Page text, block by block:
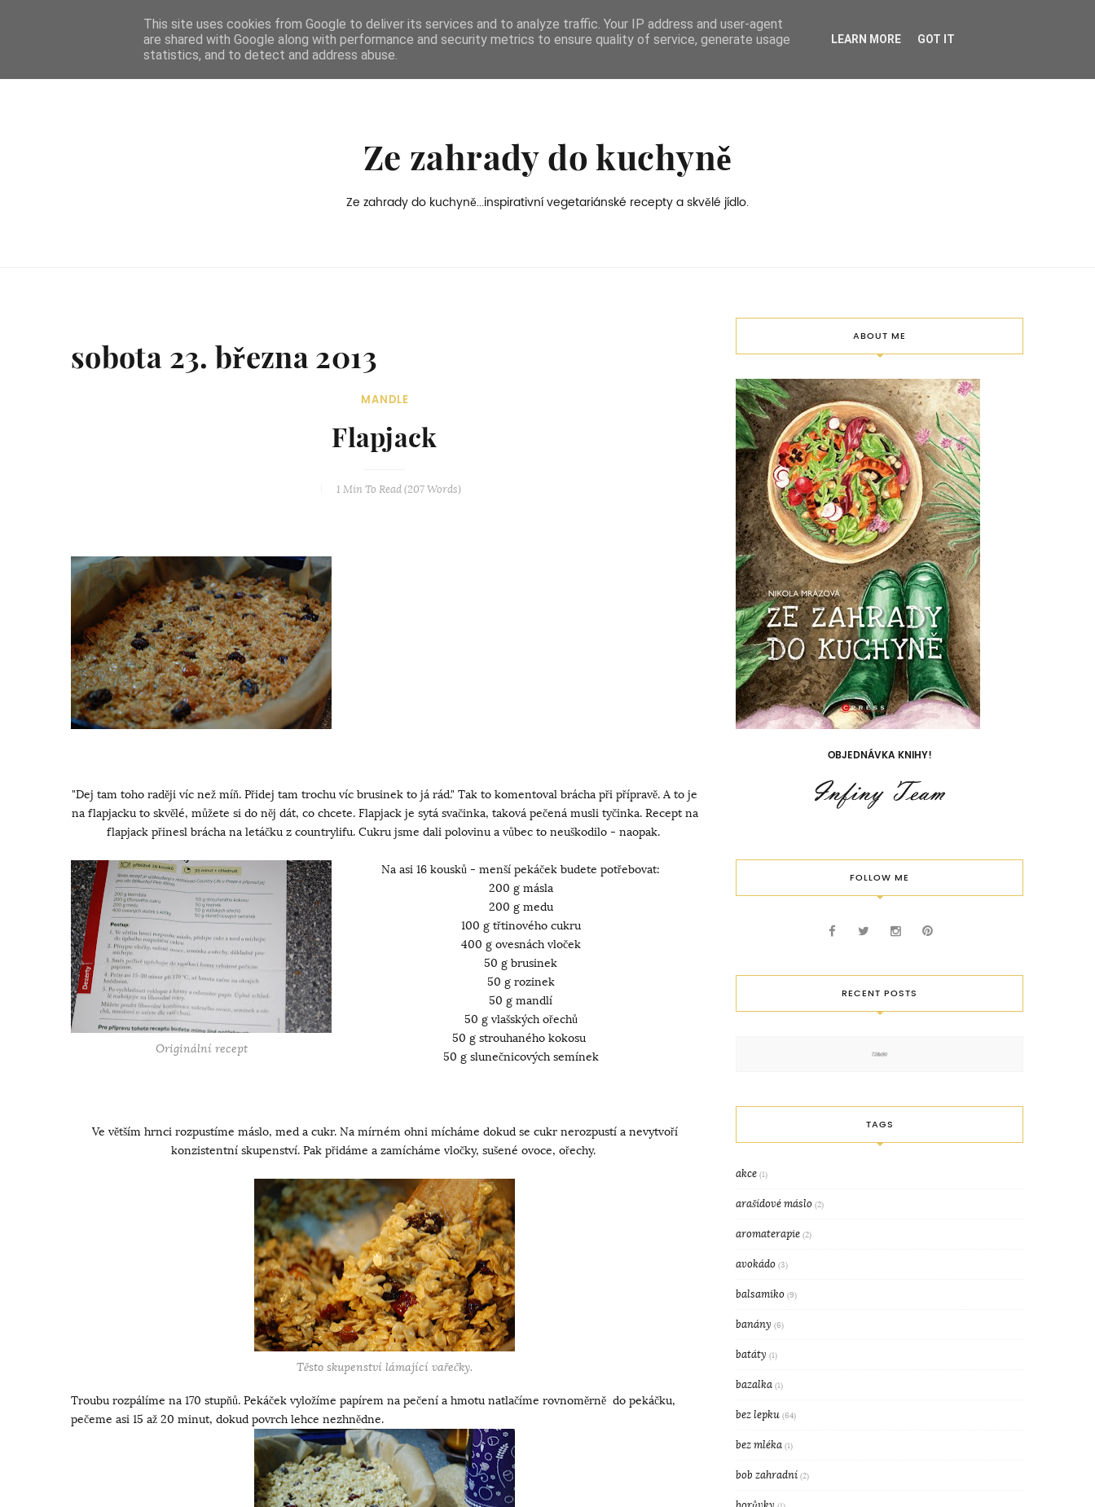
BOXEDVERSION
Ze zahrady do kuchyně
Ze zahrady do kuchyně...inspirativní vegetariánské recepty a skvělé jídlo.
sobota 23. března 2013
MANDLE
Flapjack
1 MinTo Read (207Words)
"Dej tam toho raději víc než míň. Přidej tam trochu víc brusinek to já rád." Tak to komentoval brácha při přípravě. A to je
na flapjacku to skvělé, můžete si do něj dát, co chcete. Flapjack je sytá svačinka, taková pečená musli tyčinka. Recept na
flapjack přinesl brácha na letáčku z countrylifu. Cukru jsme dali polovinu a vůbec to neuškodilo - naopak.
Originální recept
Na asi 16 kousků - menší pekáček budete potřebovat:
200 g másla
200 g medu
100 g třtinového cukru
400 g ovesnách vloček
50 g brusinek
50 g rozinek
50 g mandlí
50 g vlašských ořechů
50 g strouhaného kokosu
50 g slunečnicových semínek
Ve větším hrnci rozpustíme máslo, med a cukr. Na mírném ohni mícháme dokud se cukr nerozpustí a nevytvoří
konzistentní skupenství. Pak přidáme a zamícháme vločky, sušené ovoce, ořechy.
Těsto skupenství lámající vařečky.
Troubu rozpálíme na 170 stupňů. Pekáček vyložíme papírem na pečení a hmotu natlačíme rovnoměrně do pekáčku,
pečeme asi 15 až 20 minut, dokud povrch lehce nezhnědne.
ABOUT ME
OBJEDNÁVKA KNIHY!
FOLLOW ME
RECENT POSTS
TAGS
akce (1)
arašídové máslo (2)
aromaterapie (2)
avokádo (3)
balsamiko (9)
banány (6)
batáty (1)
bazalka (1)
bez lepku (64)
bez mléka (1)
bob zahradní (2)
borůvky
This site uses cookies from Google to deliver its services and to analyze traffic. Your IP address and user-agent
are shared with Google along with performance and security metrics to ensure quality of service, generate usage
statistics, and to detect and address abuse.
LEARN MORE GOT IT